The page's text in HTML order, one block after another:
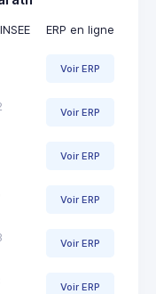
ERP en ligne
Voir ERP
Voir ERP
Voir ERP
Voir ERP
Voir ERP
Voir ERP